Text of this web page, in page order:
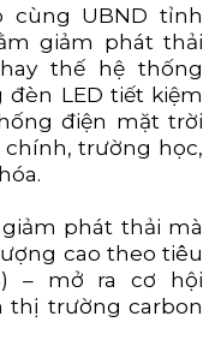
cùng UBND tỉnh
giảm phát thải
thế hệ thống
LED tiết kiệm
điện mặt trời
trường học,
phát thải mà
cao theo tiêu
– mở ra cơ hội
thị trường carbon